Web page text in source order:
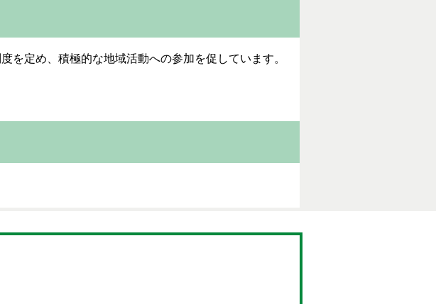
を定め、積極的な地域活動への参加を促しています。